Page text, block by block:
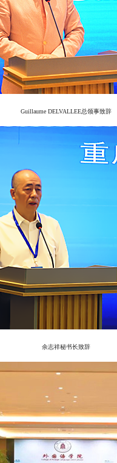
Guillaume DELVALLEE总领事致辞
余志祥秘书长致辞